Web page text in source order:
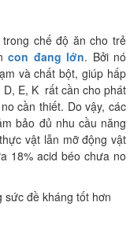
chế độ ăn cho trẻ
con đang lớn. Bởi nó
và chất bột, giúp hấp
E, K rất cần cho phát
cần thiết. Do vậy, các
bảo đủ nhu cầu năng
vật lẫn mỡ động vật
18% acid béo chưa no